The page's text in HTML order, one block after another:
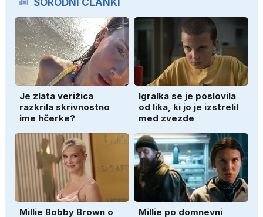
SORODNI ČLANKI
Je zlata verižica
razkrila skrivnostno
ime hčerke?
Igralka se je poslovila
od lika, ki jo je izstrelil
med zvezde
Millie Bobby Brown o Millie po domnevni